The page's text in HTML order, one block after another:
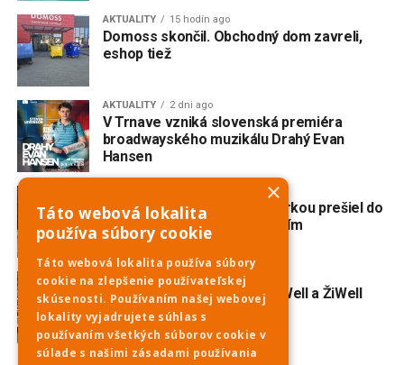
AKTUALITY 15 hodín ago
Domoss skončil. Obchodný dom zavreli,
eshop tiež
AKTUALITY 2 dni ago
V Trnave vzniká slovenská premiéra
broadwayského muzikálu Drahý Evan
Hansen
Nehoda na Havrane: S motorkou prešiel do
protismeru a zrazil sa s ďalším
motocyklom
NOVINKY 2 dni ago
Obedové menu Pivovaru ŽiWell a ŽiWell
Kursalonu 3. 8. – 7. 8. 2026
×
Táto webová lokalita
používa súbory cookie
Táto webová lokalita používa súbory
cookie na zlepšenie používateľskej
skúsenosti. Používaním našej webovej
lokality vyjadrujete súhlas s
používaním všetkých súborov cookie v
súlade s našimi zásadami používania